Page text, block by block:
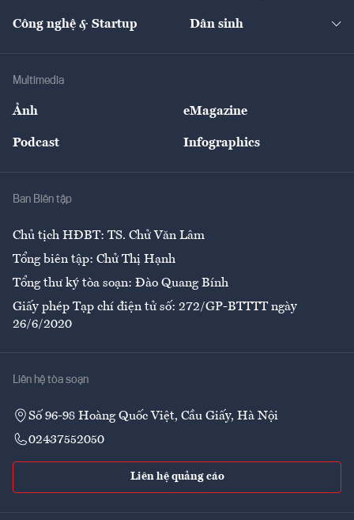
Tư vấn Nông sản
Giải trí
Công nghệ & Startup Dân sinh
Multimedia
Ảnh eMagazine
Podcast Infographics
Ban Biên tập
Chủ tịch HĐBT: TS. Chử Văn Lâm
Tổng biên tập: Chử Thị Hạnh
Tổng thư ký tòa soạn: Đào Quang Bính
Giấy phép Tạp chí điện tử số: 272/GP-BTTTT ngày
26/6/2020
Liên hệ tòa soạn
Số 96-98 Hoàng Quốc Việt, Cầu Giấy, Hà Nội
02437552050
Liên hệ quảng cáo